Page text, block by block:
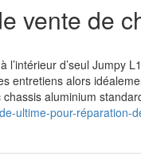
vente de
d’seul Jumpy
entretiens alors
aluminium
ultime-pour-réparation-